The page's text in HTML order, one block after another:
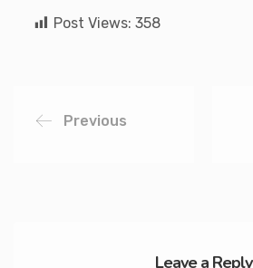
Post Views: 358
Previous
Leave a Reply